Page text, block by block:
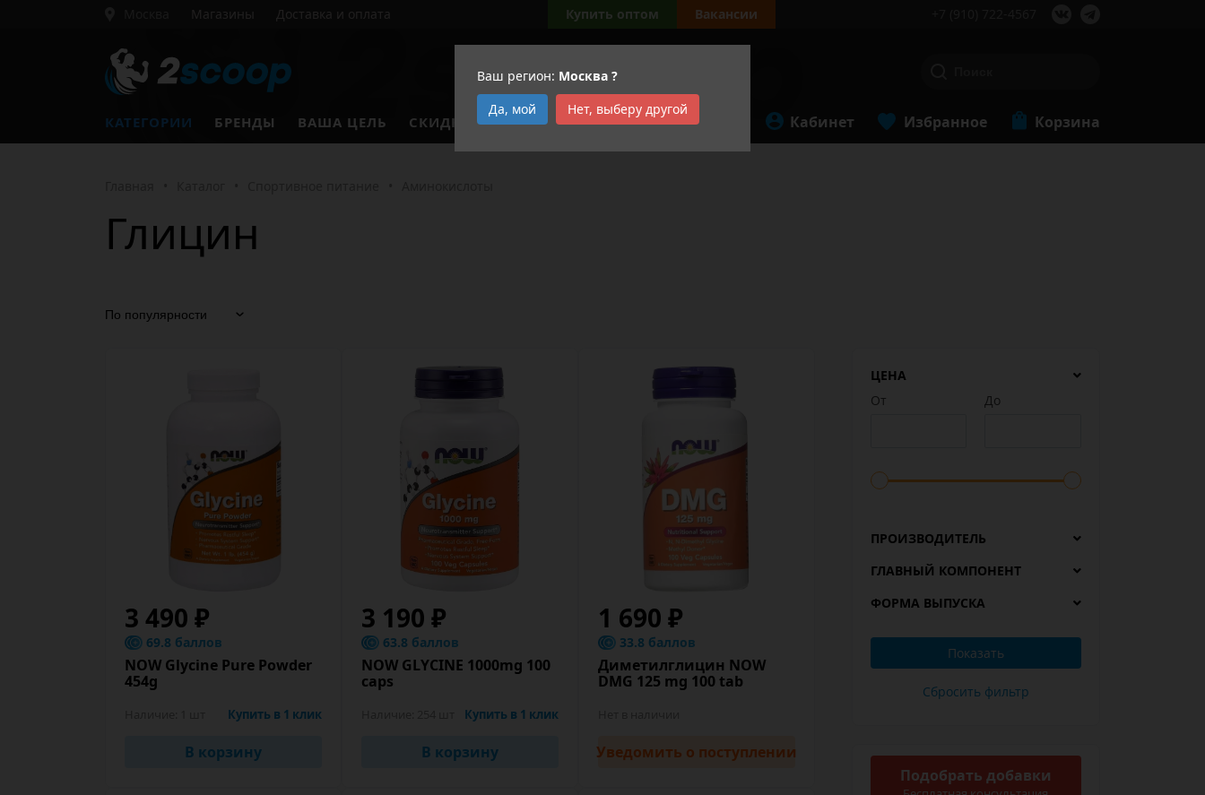
Ваш регион: Москва ?
Да, мой
Нет, выберу другой
Магазины Доставка и оплата Купить оптом Вакансии
КАТЕГОРИИ БРЕНДЫ ВАША ЦЕЛЬ СКИДКИ АКЦИИ Кабинет Избранное Корзина
Глицин
ЦЕНА
От
До
ПРОИЗВОДИТЕЛЬ
ГЛАВНЫЙ КОМПОНЕНТ
ФОРМА ВЫПУСКА
Подобрать добавки
3 490 ₽
69.8 баллов
NOW Glycine Pure Powder
454g
Купить в 1 клик
В корзину
3 190 ₽
63.8 баллов
NOW GLYCINE 1000mg 100
caps
Купить в 1 клик
В корзину
1 690 ₽
33.8 баллов
Диметилглицин NOW
DMG 125 mg 100 tab
Уведомить о поступлении